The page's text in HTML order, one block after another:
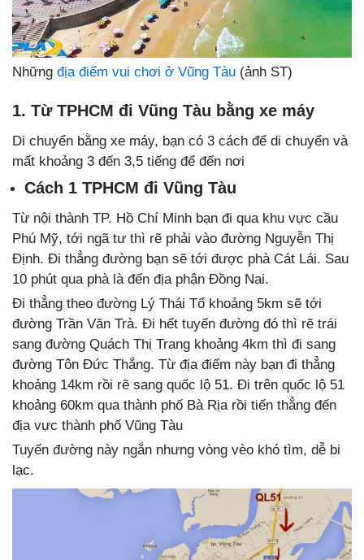
Những địa điểm vui chơi ở Vũng Tàu (ảnh ST)
1. Từ TPHCM đi Vũng Tàu bằng xe máy
Di chuyển bằng xe máy, bạn có 3 cách để di chuyển và
mất khoảng 3 đến 3,5 tiếng để đến nơi
Cách 1 TPHCM đi Vũng Tàu
Từ nội thành TP. Hồ Chí Minh bạn đi qua khu vực cầu
Phú Mỹ, tới ngã tư thì rẽ phải vào đường Nguyễn Thị
Định. Đi thẳng đường bạn sẽ tới được phà Cát Lái. Sau
10 phút qua phà là đến địa phận Đồng Nai.
Đi thẳng theo đường Lý Thái Tổ khoảng 5km sẽ tới
đường Trần Văn Trà. Đi hết tuyến đường đó thì rẽ trái
sang đường Quách Thị Trang khoảng 4km thì đi sang
đường Tôn Đức Thắng. Từ địa điểm này bạn đi thẳng
khoảng 14km rồi rẽ sang quốc lộ 51. Đi trên quốc lộ 51
khoảng 60km qua thành phố Bà Rịa rồi tiến thẳng đến
địa vực thành phố Vũng Tàu
Tuyến đường này ngắn nhưng vòng vèo khó tìm, dễ bi
lạc.